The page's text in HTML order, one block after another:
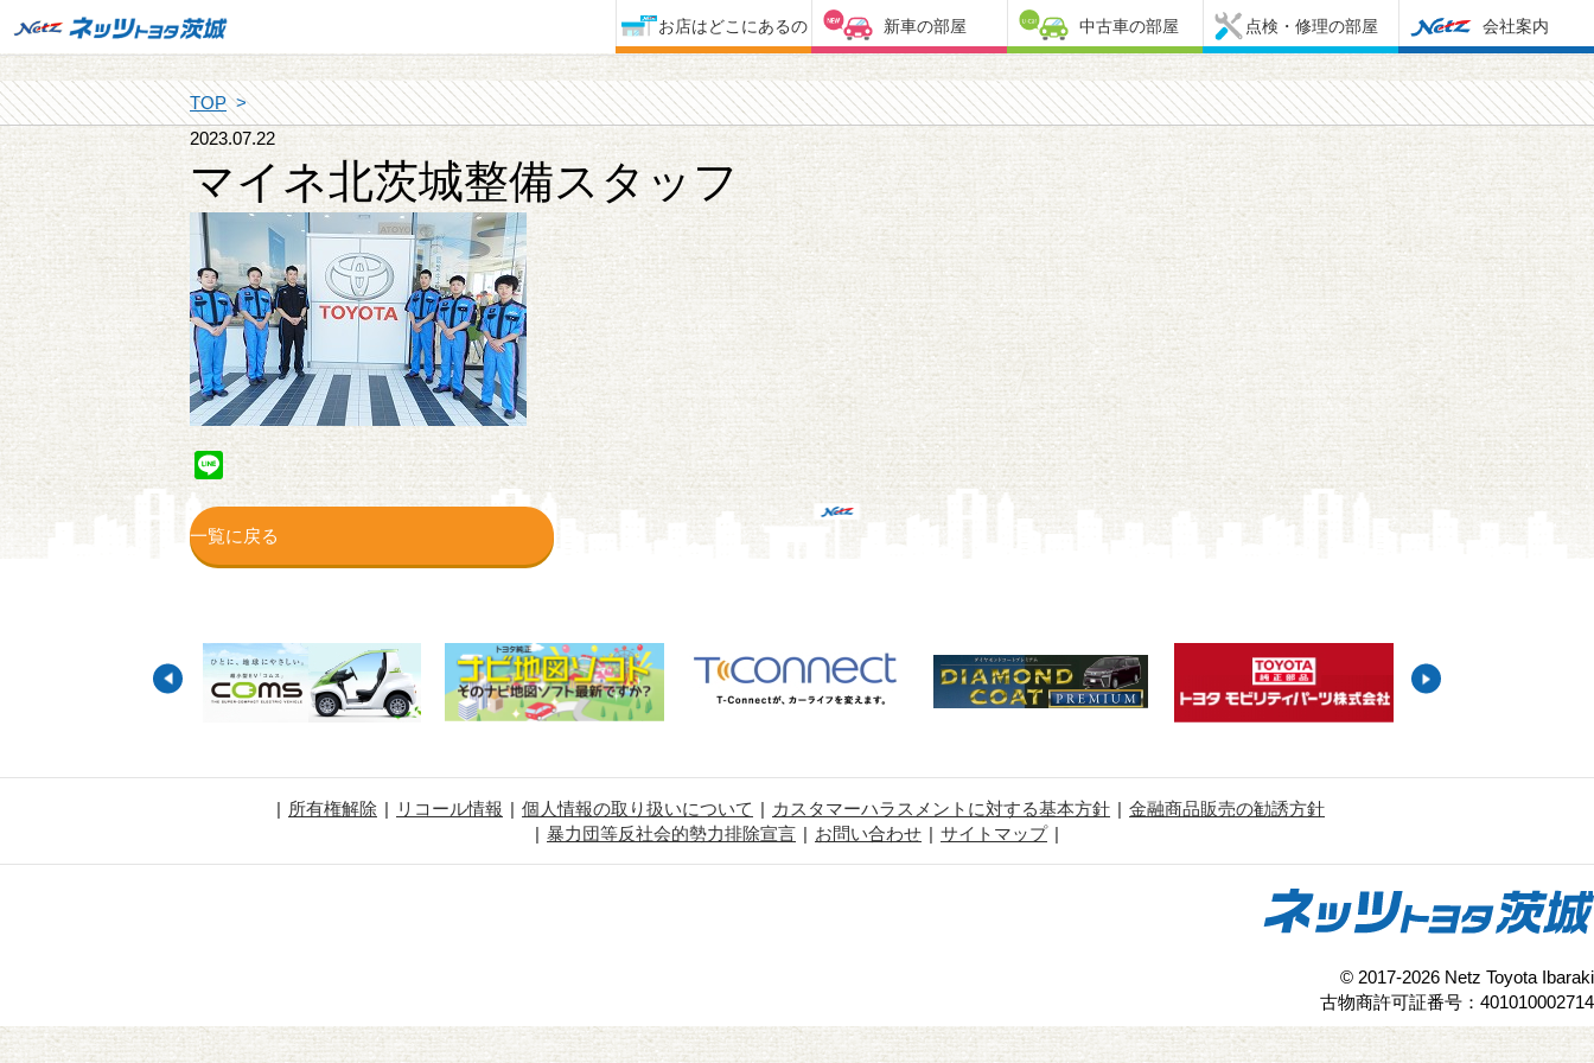
お店はどこにあるの 新車の部屋 中古車の部屋 点検・修理の部屋 会社案内
TOP
2023.07.22
マイネ北茨城整備スタッフ
Line
一覧に戻る
所有権解除 リコール情報 個人情報の取り扱いについて カスタマーハラスメントに対する基本方針
金融商品販売の勧誘方針
暴力団等反社会的勢力排除宣言
お問い合わせ サイトマップ
© 2017-2026 Netz Toyota Ibaraki
古物商許可証番号：401010002714